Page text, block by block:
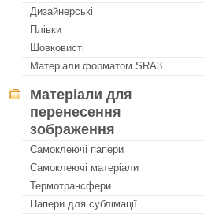
Дизайнерські
Плівки
Шовковисті
Матеріали форматом SRA3
Матеріали для
перенесення
зображення
Самоклеючі папери
Самоклеючі матеріали
Термотрансфери
Папери для сублімації